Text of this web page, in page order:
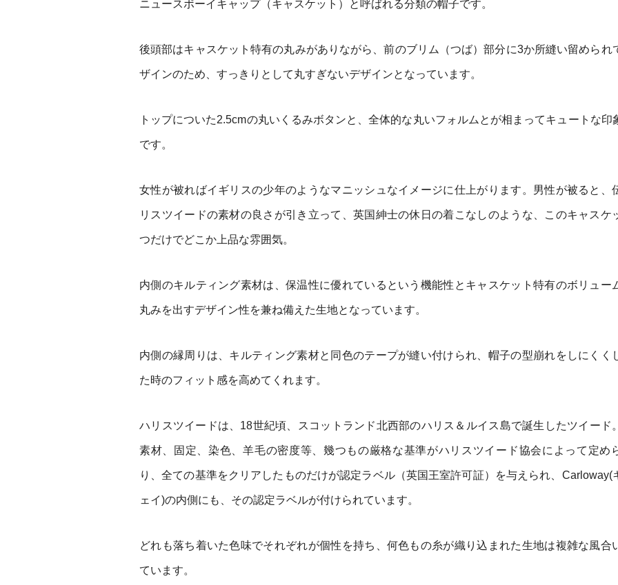
ニュースボーイキャップ（キャスケット）と呼ばれる分類の帽子です。
後頭部はキャスケット特有の丸みがありながら、前のブリム（つば）部分に3か所縫い留められ
ザインのため、すっきりとして丸すぎないデザインとなっています。
トップについた2.5cmの丸いくるみボタンと、全体的な丸いフォルムとが相まってキュートな印
です。
女性が被ればイギリスの少年のようなマニッシュなイメージに仕上がります。男性が被ると、
リスツイードの素材の良さが引き立って、英国紳士の休日の着こなしのような、このキャスケ
つだけでどこか上品な雰囲気。
内側のキルティング素材は、保温性に優れているという機能性とキャスケット特有のボリュー
丸みを出すデザイン性を兼ね備えた生地となっています。
内側の縁周りは、キルティング素材と同色のテープが縫い付けられ、帽子の型崩れをしにくく
た時のフィット感を高めてくれます。
ハリスツイードは、18世紀頃、スコットランド北西部のハリス＆ルイス島で誕生したツイード
素材、固定、染色、羊毛の密度等、幾つもの厳格な基準がハリスツイード協会によって定め
り、全ての基準をクリアしたものだけが認定ラベル（英国王室許可証）を与えられ、Carloway(
ェイ)の内側にも、その認定ラベルが付けられています。
どれも落ち着いた色味でそれぞれが個性を持ち、何色もの糸が織り込まれた生地は複雑な風合
ています。